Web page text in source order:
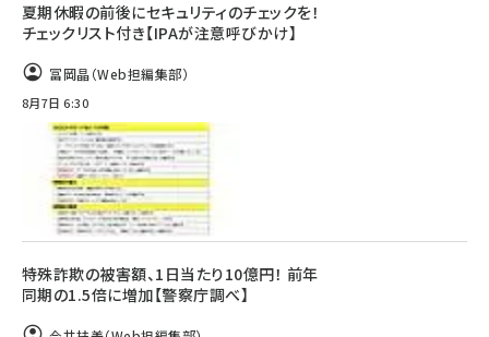
夏期休暇の前後にセキュリティのチェックを！
チェックリスト付き【IPAが注意呼びかけ】
冨岡晶（Web担編集部）
8月7日 6:30
特殊詐欺の被害額、1日当たり10億円！ 前年
同期の1.5倍に増加【警察庁調べ】